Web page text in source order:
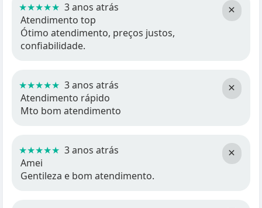
×
★★★★★ 3 anos atrás
Atendimento top
Ótimo atendimento, preços justos,
confiabilidade.
×
★★★★★ 3 anos atrás
Atendimento rápido
Mto bom atendimento
×
★★★★★ 3 anos atrás
Amei
Gentileza e bom atendimento.